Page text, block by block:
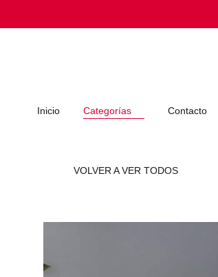
Inicio Categorías Contacto
VOLVER A VER TODOS